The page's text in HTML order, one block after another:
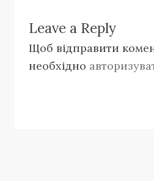
Leave a Reply
Щоб відправити
необхідно